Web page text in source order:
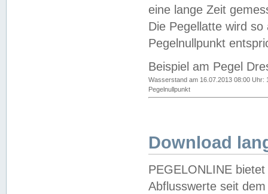
eine lange Zeit
Die Pegellatte wird
Pegelnullpunkt
Beispiel am Pegel
Wasserstand am 16.07.2013 08:00 Uhr:
Pegelnullpunkt
Download
PEGELONLINE
Abflusswerte seit